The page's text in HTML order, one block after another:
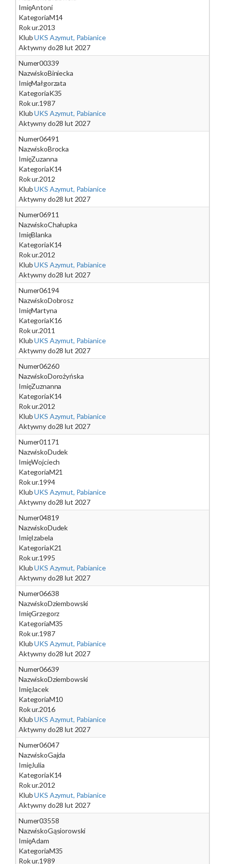
ImięAntoni
KategoriaM14
Rok ur.2013
KlubUKS Azymut, Pabianice
Aktywny do28 lut 2027
Numer00339
NazwiskoBiniecka
ImięMałgorzata
KategoriaK35
Rok ur.1987
KlubUKS Azymut, Pabianice
Aktywny do28 lut 2027
Numer06491
NazwiskoBrocka
ImięZuzanna
KategoriaK14
Rok ur.2012
KlubUKS Azymut, Pabianice
Aktywny do28 lut 2027
Numer06911
NazwiskoChałupka
ImięBlanka
KategoriaK14
Rok ur.2012
KlubUKS Azymut, Pabianice
Aktywny do28 lut 2027
Numer06194
NazwiskoDobrosz
ImięMartyna
KategoriaK16
Rok ur.2011
KlubUKS Azymut, Pabianice
Aktywny do28 lut 2027
Numer06260
NazwiskoDorożyńska
ImięZuznanna
KategoriaK14
Rok ur.2012
KlubUKS Azymut, Pabianice
Aktywny do28 lut 2027
Numer01171
NazwiskoDudek
ImięWojciech
KategoriaM21
Rok ur.1994
KlubUKS Azymut, Pabianice
Aktywny do28 lut 2027
Numer04819
NazwiskoDudek
ImięIzabela
KategoriaK21
Rok ur.1995
KlubUKS Azymut, Pabianice
Aktywny do28 lut 2027
Numer06638
NazwiskoDziembowski
ImięGrzegorz
KategoriaM35
Rok ur.1987
KlubUKS Azymut, Pabianice
Aktywny do28 lut 2027
Numer06639
NazwiskoDziembowski
ImięJacek
KategoriaM10
Rok ur.2016
KlubUKS Azymut, Pabianice
Aktywny do28 lut 2027
Numer06047
NazwiskoGajda
ImięJulia
KategoriaK14
Rok ur.2012
KlubUKS Azymut, Pabianice
Aktywny do28 lut 2027
Numer03558
NazwiskoGąsiorowski
ImięAdam
KategoriaM35
Rok ur.1989